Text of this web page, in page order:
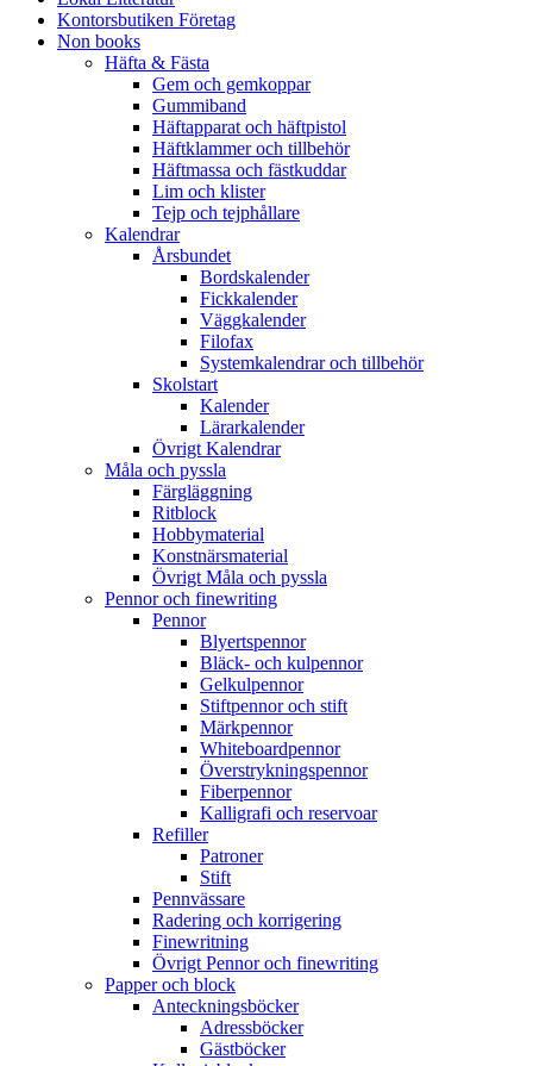
Kontorsbutiken Företag
Non books
Häfta & Fästa
Gem och gemkoppar
Gummiband
Häftapparat och häftpistol
Häftklammer och tillbehör
Häftmassa och fästkuddar
Lim och klister
Tejp och tejphållare
Kalendrar
Årsbundet
Bordskalender
Fickkalender
Väggkalender
Filofax
Systemkalendrar och tillbehör
Skolstart
Kalender
Lärarkalender
Övrigt Kalendrar
Måla och pyssla
Färgläggning
Ritblock
Hobbymaterial
Konstnärsmaterial
Övrigt Måla och pyssla
Pennor och finewriting
Pennor
Blyertspennor
Bläck- och kulpennor
Gelkulpennor
Stiftpennor och stift
Märkpennor
Whiteboardpennor
Överstrykningspennor
Fiberpennor
Kalligrafi och reservoar
Refiller
Patroner
Stift
Pennvässare
Radering och korrigering
Finewritning
Övrigt Pennor och finewriting
Papper och block
Anteckningsböcker
Adressböcker
Gästböcker